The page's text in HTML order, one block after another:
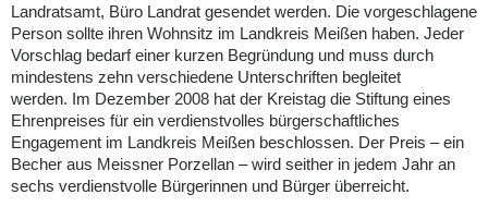
Landratsamt, Büro Landrat gesendet werden. Die vorgeschlagene
Person sollte ihren Wohnsitz im Landkreis Meißen haben. Jeder
Vorschlag bedarf einer kurzen Begründung und muss durch
mindestens zehn verschiedene Unterschriften begleitet
werden. Im Dezember 2008 hat der Kreistag die Stiftung eines
Ehrenpreises für ein verdienstvolles bürgerschaftliches
Engagement im Landkreis Meißen beschlossen. Der Preis – ein
Becher aus Meissner Porzellan – wird seither in jedem Jahr an
sechs verdienstvolle Bürgerinnen und Bürger überreicht.